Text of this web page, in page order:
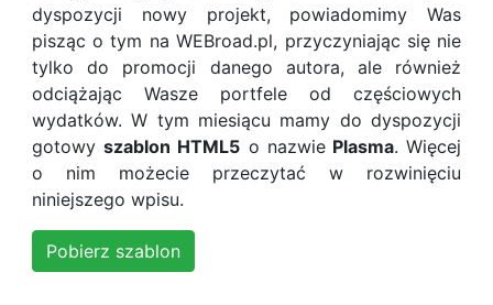
dyspozycji nowy projekt, powiadomimy Was
pisząc o tym na WEBroad.pl, przyczyniając się nie
tylko do promocji danego autora, ale również
odciążając Wasze portfele od częściowych
wydatków. W tym miesiącu mamy do dyspozycji
gotowyszablon HTML5 o nazwiePlasma. Więcej
o nim możecie przeczytać w rozwinięciu
niniejszego wpisu.
Pobierz szablon